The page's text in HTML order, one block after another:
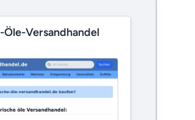
Versandhandel